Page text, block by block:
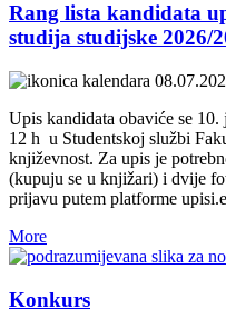
Rang lista kandidata
studija studijske 2026/
Upis kandidata obaviće se
12 h u Studentskoj službi
književnost. Za upis je
(kupuju se u knjižari) i dvije
prijavu putem platforme
More
Konkurs